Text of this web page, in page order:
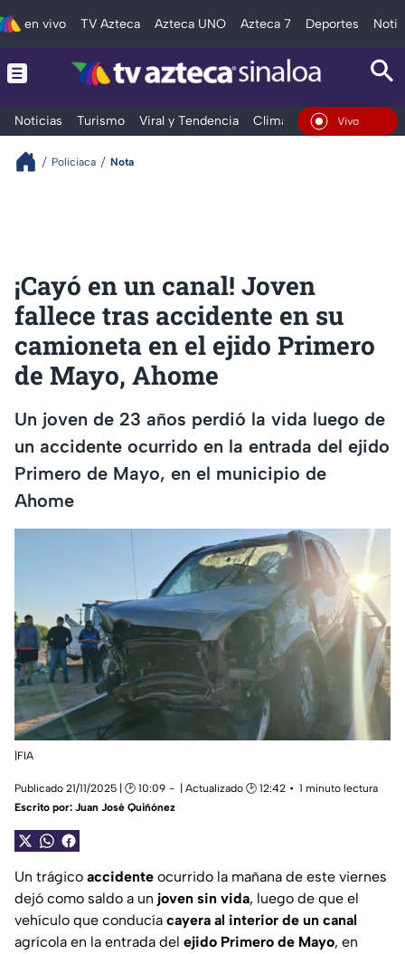
en vivo TV Azteca Azteca UNO Azteca 7 Deportes
Noticias Turismo Viral y Tendencia Clima Deportes
En Vivo
Policiaca Nota
¡Cayó en un canal! Joven
fallece tras accidente en su
camioneta en el ejido Primero
de Mayo, Ahome
Un joven de 23 años perdió la vida luego de
un accidente ocurrido en la entrada del ejido
Primero de Mayo, en el municipio de
Ahome
|FIA
Publicado 21/11/2025 | 🕑 10:09 | Actualizado 🕑 12:42
1 minuto lectura
Escrito por: Juan José Quiñónez
Un trágico accidente ocurrido la mañana de este viernes
dejó como saldo a un joven sin vida, luego de que el
vehículo que conducía cayera al interior de un canal
agrícola en la entrada del ejido Primero de Mayo, en